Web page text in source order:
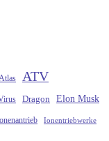
ATV
Dragon Elon Musk
Ionentriebwerke